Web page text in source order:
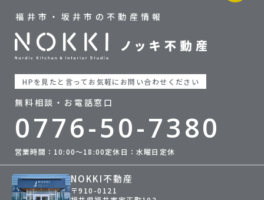
福井市・坂井市の不動産情報
HPを見たと言ってお気軽にお問い合わせください
無料相談・お電話窓口
0776-50-7380
営業時間：10:00〜18:00定休日：水曜日定休
NOKKI不動産
〒910-0121